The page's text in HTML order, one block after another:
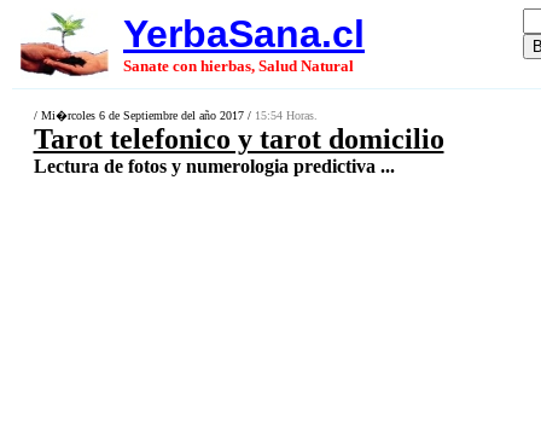
YerbaSana.cl
Sanate con hierbas, Salud Natural
/ Mi�rcoles 6 de Septiembre del año 2017 / 15:54 Horas.
Tarot telefonico y tarot domicilio
Lectura de fotos y numerologia predictiva ...